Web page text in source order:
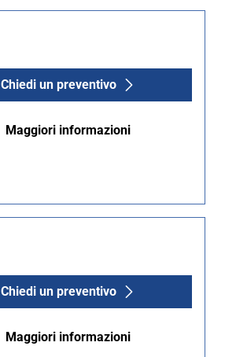
Chiedi un preventivo
Maggiori informazioni
Chiedi un preventivo
Maggiori informazioni